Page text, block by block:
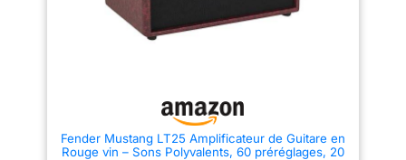
panneau arrière et
bien plus encore.
correspondre aux tempos des
chansons. Les autres
fonctionnalités incluent une
entrée auxiliaire pour une
arrière et bien plus encore.
également d'une Prise casque
1/8", et d'une entrée stéréo 1/8"
casque, il offre une flexibilité et
la tranquillité d'esprit offerte
par la garantie limitée de 2 ans
Fender Mustang LT25 Amplificateur de Guitare en
Rouge vin – Sons Polyvalents, 60 préréglages, 20